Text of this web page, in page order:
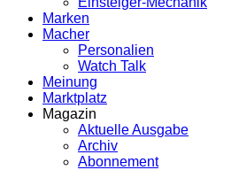
Marken
Macher
Personalien
Watch Talk
Meinung
Marktplatz
Magazin
Aktuelle Ausgabe
Archiv
Abonnement